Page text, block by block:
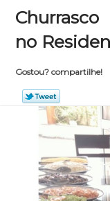
no
Gostou? compartilhe!